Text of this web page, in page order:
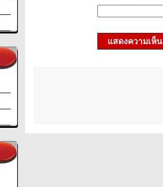
แสดงความเห็น